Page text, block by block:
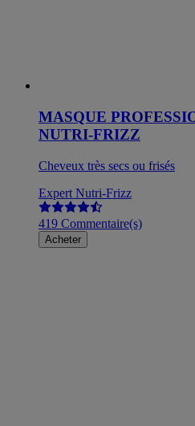
MASQUE
NUTRI-FRIZZ
Cheveux très secs ou frisés
Expert Nutri-Frizz
419 Commentaire(s)
Acheter